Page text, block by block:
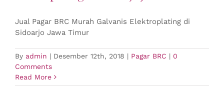
Jual Pagar BRC Murah Galvanis Elektroplating di
Sidoarjo Jawa Timur
By admin | Desember 12th, 2018 | Pagar BRC | 0
Comments
Read More